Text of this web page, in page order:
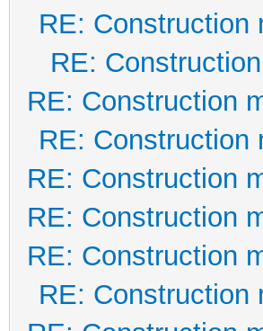
RE: Construction
RE:
RE: Construction
RE: Construction
RE: Construction
RE: Construction
RE: Construction
RE: Construction